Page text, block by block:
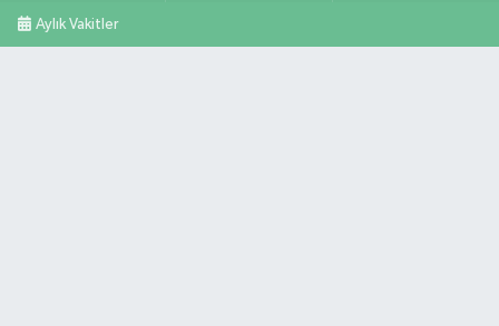
Aylık Vakitler